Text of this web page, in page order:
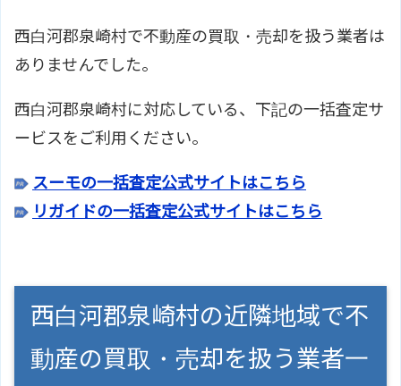
西白河郡泉崎村で不動産の買取・売却を扱う業者は
ありませんでした。
西白河郡泉崎村に対応している、下記の一括査定サ
ービスをご利用ください。
スーモの一括査定公式サイトはこちら
リガイドの一括査定公式サイトはこちら
西白河郡泉崎村の近隣地域で不
動産の買取・売却を扱う業者一